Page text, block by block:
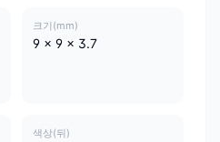
크기(mm)
9 x 9 x 3.7
색상(뒤)